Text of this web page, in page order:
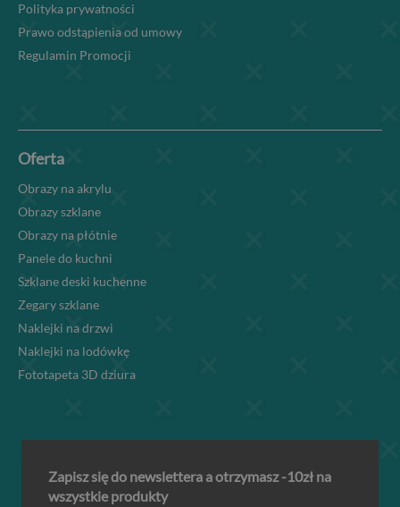
Polityka prywatności
Prawo odstąpienia od umowy
Regulamin Promocji
Oferta
Obrazy na akrylu
Obrazy szklane
Obrazy na płótnie
Panele do kuchni
Szklane deski kuchenne
Zegary szklane
Naklejki na drzwi
Naklejki na lodówkę
Fototapeta 3D dziura
Zapisz się do newslettera a otrzymasz -10zł na
wszystkie produkty